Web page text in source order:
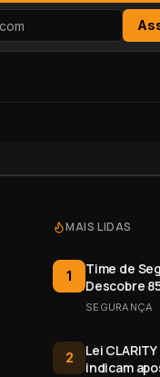
MAIS LIDAS
1
Time de
Descobre
Aberto
SEGURANÇA
2
Lei
indicam